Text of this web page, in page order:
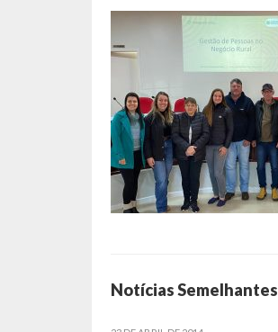
Notícias Semelhantes